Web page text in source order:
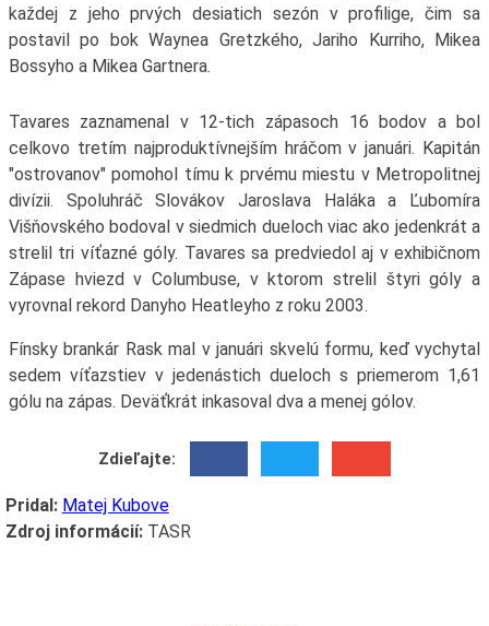
každej z jeho prvých desiatich sezón v profilige, čim sa
postavil po bok Waynea Gretzkého, Jariho Kurriho, Mikea
Bossyho a Mikea Gartnera.
Tavares zaznamenal v 12-tich zápasoch 16 bodov a bol
celkovo tretím najproduktívnejším hráčom v januári. Kapitán
"ostrovanov" pomohol tímu k prvému miestu v Metropolitnej
divízii. Spoluhráč Slovákov Jaroslava Haláka a Ľubomíra
Višňovského bodoval v siedmich dueloch viac ako jedenkrát a
strelil tri víťazné góly. Tavares sa predviedol aj v exhibičnom
Zápase hviezd v Columbuse, v ktorom strelil štyri góly a
vyrovnal rekord Danyho Heatleyho z roku 2003.
Fínsky brankár Rask mal v januári skvelú formu, keď vychytal
sedem víťazstiev v jedenástich dueloch s priemerom 1,61
gólu na zápas. Deväťkrát inkasoval dva a menej gólov.
Zdieľajte:
Pridal: Matej Kubove
Zdroj informácií:TASR